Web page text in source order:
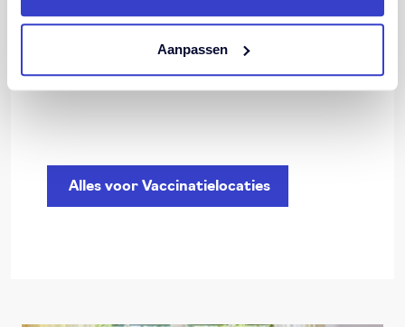
Aanpassen
zich eenvoudig laten schoonmaken. We
hebben ze hier allemaal voor je op een rijtje
gezet.
Alles voor Vaccinatielocaties